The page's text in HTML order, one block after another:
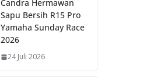
Candra Hermawan
Sapu Bersih R15 Pro
Yamaha Sunday Race
2026
24 Juli 2026